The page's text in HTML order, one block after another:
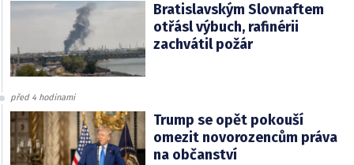
Bratislavským Slovnaftem
otřásl výbuch, rafinérii
zachvátil požár
před 4 hodinami
Trump se opět pokouší
omezit novorozencům práva
na občanství